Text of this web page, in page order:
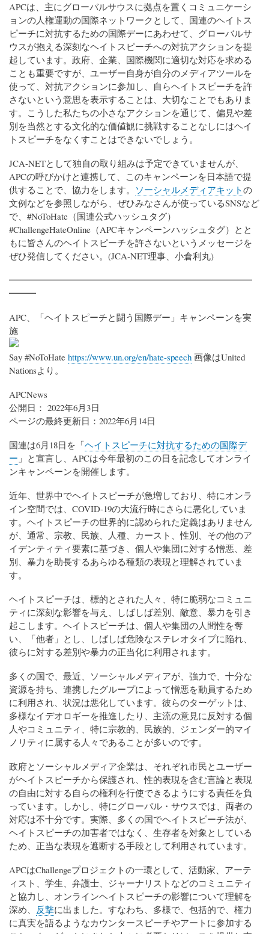
APCは、主にグローバルサウスに拠点を置くコミュニケーシ
ョンの人権運動の国際ネットワークとして、国連のヘイトス
ピーチに対抗するための国際デーにあわせて、グローバルサ
ウスが抱える深刻なヘイトスピーチへの対抗アクションを提
起しています。政府、企業、国際機関に適切な対応を求める
ことも重要ですが、ユーザー自身が自分のメディアツールを
使って、対抗アクションに参加し、自らヘイトスピーチを許
さないという意思を表示することは、大切なことでもありま
す。こうした私たちの小さなアクションを通じて、偏見や差
別を当然とする文化的な価値観に挑戦することなしにはヘイ
トスピーチをなくすことはできないでしょう。
JCA-NETとして独自の取り組みは予定できていませんが、
APCの呼びかけと連携して、このキャンペーンを日本語で提
供することで、協力をします。 ソーシャルメディアキットの
文例などを参照しながら、ぜひみなさんが使っているSNSなど
で、#NoToHate（国連公式ハッシュタグ）
#ChallengeHateOnline（APCキャンペーンハッシュタグ）とと
もに皆さんのヘイトスピーチを許さないというメッセージを
ぜひ発信してください。(JCA-NET理事、小倉利丸)
━━━━━━━━━━━━━━━━━━━━━━━━━━━
━━━
APC、「ヘイトスピーチと闘う国際デー」キャンペーンを実
施
Say #NoToHate https://www.un.org/en/hate-speech 画像はUnited
Nationsより。
APCNews
公開日： 2022年6月3日
ページの最終更新日：2022年6月14日
国連は6月18日を「ヘイトスピーチに対抗するための国際デ
ー 」と宣言し、APCは今年最初のこの日を記念してオンライ
ンキャンペーンを開催します。
近年、世界中でヘイトスピーチが急増しており、特にオンラ
イン空間では、COVID-19の大流行時にさらに悪化していま
す。ヘイトスピーチの世界的に認められた定義はありません
が、通常、宗教、民族、人種、カースト、性別、その他のア
イデンティティ要素に基づき、個人や集団に対する憎悪、差
別、暴力を助長するあらゆる種類の表現と理解されていま
す。
ヘイトスピーチは、標的とされた人々、特に脆弱なコミュニ
ティに深刻な影響を与え、しばしば差別、敵意、暴力を引き
起こします。ヘイトスピーチは、個人や集団の人間性を奪
い、「他者」とし、しばしば危険なステレオタイプに陥れ、
彼らに対する差別や暴力の正当化に利用されます。
多くの国で、最近、ソーシャルメディアが、強力で、十分な
資源を持ち、連携したグループによって憎悪を動員するため
に利用され、状況は悪化しています。彼らのターゲットは、
多様なイデオロギーを推進したり、主流の意見に反対する個
人やコミュニティ、特に宗教的、民族的、ジェンダー的マイ
ノリティに属する人々であることが多いのです。
政府とソーシャルメディア企業は、それぞれ市民とユーザー
がヘイトスピーチから保護され、性的表現を含む言論と表現
の自由に対する自らの権利を行使できるようにする責任を負
っています。しかし、特にグローバル・サウスでは、両者の
対応は不十分です。実際、多くの国でヘイトスピーチ法が、
ヘイトスピーチの加害者ではなく、生存者を対象としている
ため、正当な表現を遮断する手段として利用されています。
APCはChallengeプロジェクトの一環として、活動家、アーテ
ィスト、学生、弁護士、ジャーナリストなどのコミュニティ
と協力し、オンラインヘイトスピーチの影響について理解を
深め、 反撃に出ました。すなわち、多様で、包括的で、権力
に真実を語るようなカウンタースピーチやアートに参加する